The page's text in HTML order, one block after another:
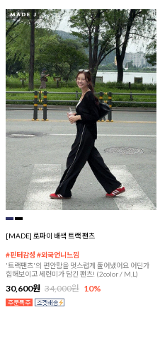
[MADE] 로파이 배색 트랙 팬츠
#핀터감성 #외국언니느낌
'트랙팬츠'의 편안함을 멋스럽게 풀어냈어요 어딘가
힙해보이고 세련미가 담긴 팬츠! (2color / M,L)
30,600원 34,000원 10%